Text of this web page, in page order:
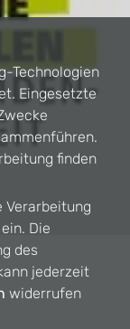
Technologien
Eingesetzte
finden
Verarbeitung
Die
des
jederzeit
widerrufen